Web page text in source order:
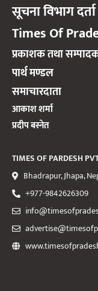
सूचना विभाग
Times Of
प्रकाशक तथा
पार्थ मण्डल
समाचारदाता
आकाश शर्मा
प्रदीप बस्नेत
TIMES OF PARDESH
Bhadrapur, Jhapa,
+977-9842626309